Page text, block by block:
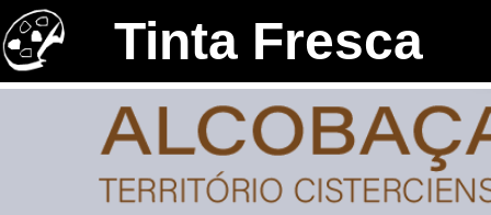
Tinta Fresca